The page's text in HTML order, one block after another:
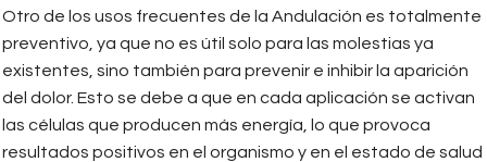
Otro de los usos frecuentes de la Andulación es totalmente
preventivo, ya que no es útil solo para las molestias ya
existentes, sino también para prevenir e inhibir la aparición
del dolor. Esto se debe a que en cada aplicación se activan
las células que producen más energía, lo que provoca
resultados positivos en el organismo y en el estado de salud